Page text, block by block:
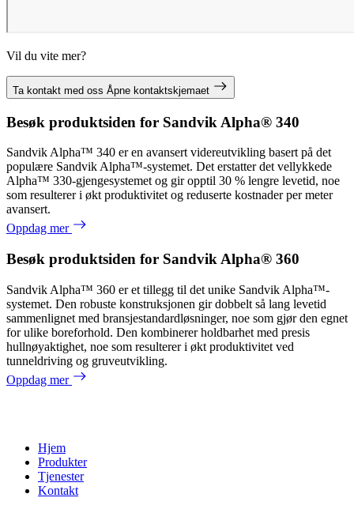
Vil du vite mer?
Ta kontakt med oss Åpne kontaktskjemaet
Besøk produktsiden for Sandvik Alpha® 340
Sandvik Alpha™ 340 er en avansert videreutvikling basert på det
populære Sandvik Alpha™-systemet. Det erstatter det vellykkede
Alpha™ 330-gjengesystemet og gir opptil 30 % lengre levetid, noe
som resulterer i økt produktivitet og reduserte kostnader per meter
avansert.
Oppdag mer
Besøk produktsiden for Sandvik Alpha® 360
Sandvik Alpha™ 360 er et tillegg til det unike Sandvik Alpha™-
systemet. Den robuste konstruksjonen gir dobbelt så lang levetid
sammenlignet med bransjestandardløsninger, noe som gjør den egnet
for ulike boreforhold. Den kombinerer holdbarhet med presis
hullnøyaktighet, noe som resulterer i økt produktivitet ved
tunneldriving og gruveutvikling.
Oppdag mer
Hjem
Produkter
Tjenester
Kontakt